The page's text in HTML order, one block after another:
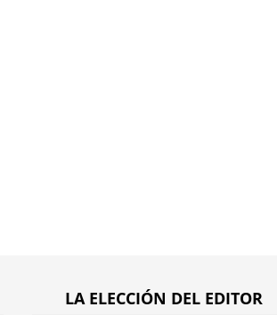
LA ELECCIÓN DEL EDITOR